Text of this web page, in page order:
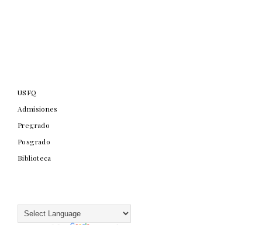
USFQ
Admisiones
Pregrado
Posgrado
Biblioteca